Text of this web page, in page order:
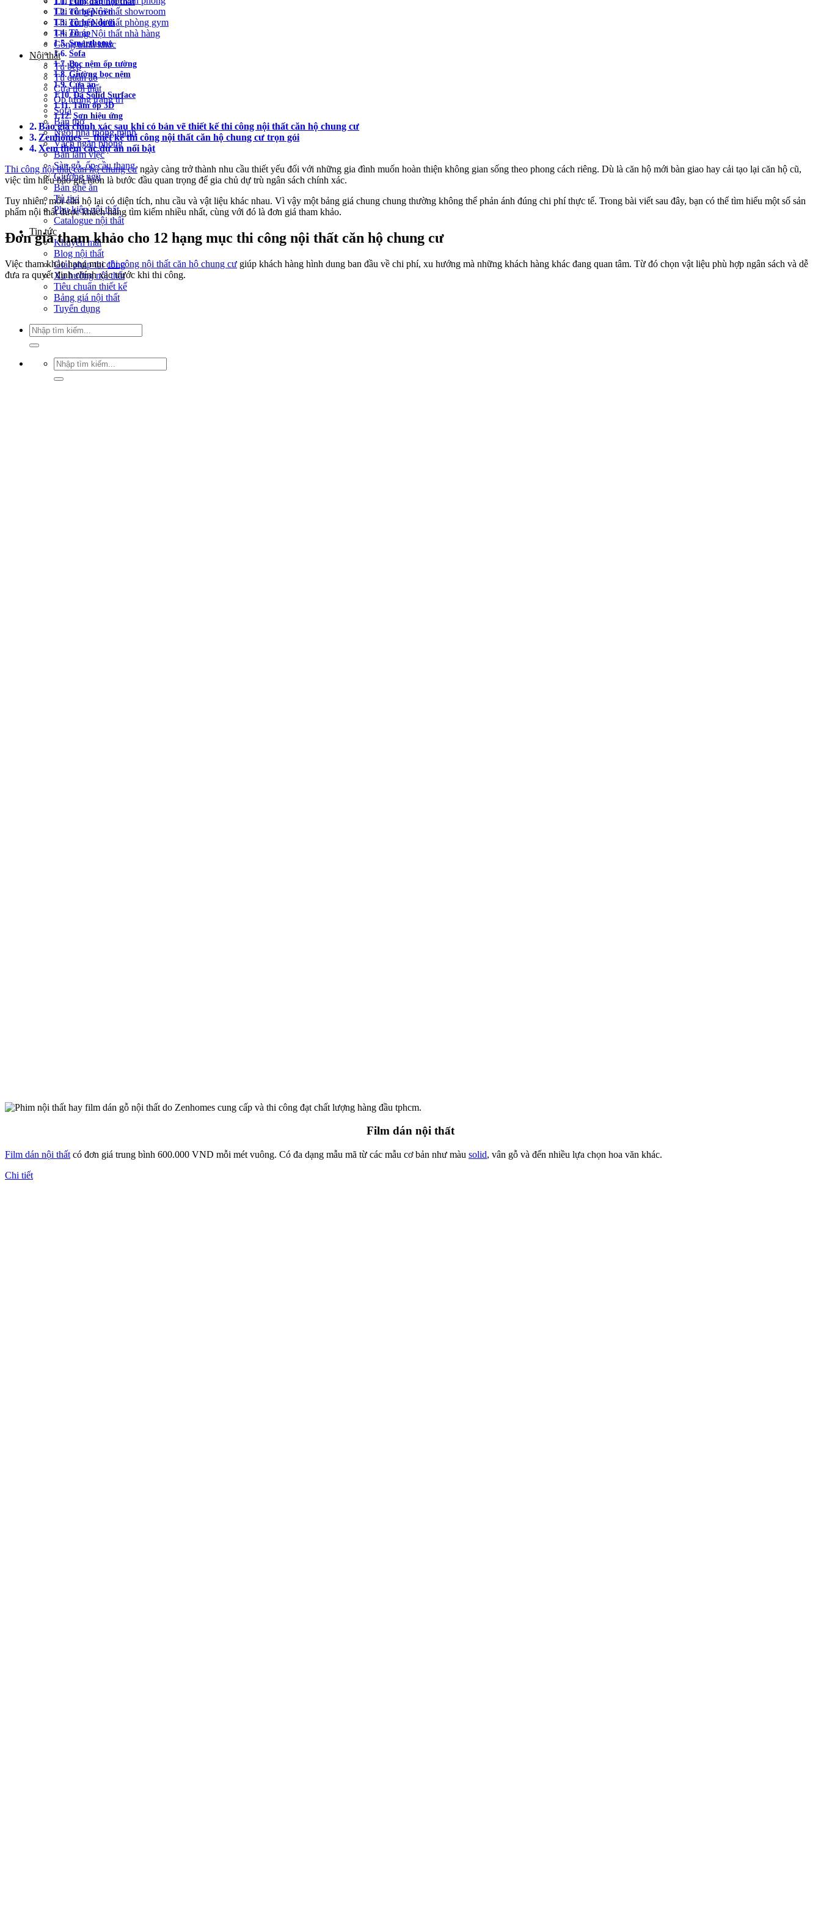
Thi công Nội thất showroom
Thi công Nội thất phòng gym
Thi công Nội thất nhà hàng
Công trình khác
Nội thất
Tủ bếp
Tủ quần áo
Cửa nội thất
Ốp tường trang trí
Sofa
Bàn thờ
Ngôi nhà thông minh
Vách ngăn phòng
Bàn làm việc
Sàn gỗ, ốp cầu thang
Giường ngủ
Bàn ghế ăn
Tủ tivi
Phụ kiện nội thất
Catalogue nội thất
Tin tức
Khuyến mãi
Blog nội thất
Giải pháp thi công
Xu hướng nội thất
Tiêu chuẩn thiết kế
Bảng giá nội thất
Tuyển dụng
Tìm
kiếm:
Tìm
kiếm:
Tủ bếp trên
Tủ bếp dưới
Tủ áo
Smarthome
Sofa
Bọc nệm ốp tường
Giường bọc nệm
Cửa ẩn
Đá Solid Surface
Tấm ốp 3D
Sơn hiệu ứng
Báo giá chính xác sau khi có bản vẽ thiết kế thi công nội thất căn hộ chung cư
Zenhomes – thiết kế thi công nội thất căn hộ chung cư trọn gói
Xem thêm các dự án nổi bật
Thi công nội thất căn hộ chung cư ngày càng trở thành nhu cầu thiết yếu đối với những gia đình muốn hoàn thiện không gian sống theo phong cách riêng. Dù là căn hộ mới bàn giao hay cải tạo lại căn hộ cũ,
việc tìm hiểu báo giá luôn là bước đầu quan trọng để gia chủ dự trù ngân sách chính xác.
Tuy nhiên, mỗi căn hộ lại có diện tích, nhu cầu và vật liệu khác nhau. Vì vậy một bảng giá chung chung thường không thể phản ánh đúng chi phí thực tế. Trong bài viết sau đây, bạn có thể tìm hiểu một số sản
phẩm nội thất được khách hàng tìm kiếm nhiều nhất, cùng với đó là đơn giá tham khảo.
Đơn giá tham khảo cho 12 hạng mục thi công nội thất căn hộ chung cư
Việc tham khảo hạng mụcthi công nội thất căn hộ chung cư giúp khách hàng hình dung ban đầu về chi phí, xu hướng mà những khách hàng khác đang quan tâm. Từ đó chọn vật liệu phù hợp ngân sách và dễ
đưa ra quyết định chính xác trước khi thi công.
Film dán nội thất
Film dán nội thất có đơn giá trung bình 600.000 VND mỗi mét vuông. Có đa dạng mẫu mã từ các mẫu cơ bản như màu solid, vân gỗ và đến nhiều lựa chọn hoa văn khác.
Chi tiết